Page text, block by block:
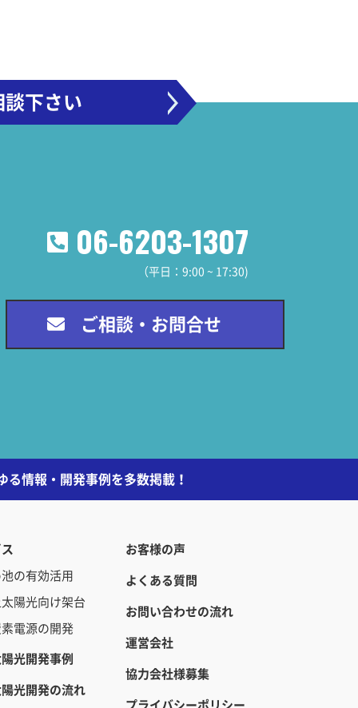
談下さい
06-6203-1307
（平日：9:00 ~ 17:30)
ご相談・お問合せ
情報・開発事例を多数掲載！
の有効活用
陽光向け架台
電源の開発
光開発事例
光開発の流れ
お客様の声
よくある質問
お問い合わせの流れ
運営会社
協力会社様募集
プライバシーポリシー